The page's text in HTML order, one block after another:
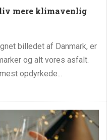
mere klimavenlig
billedet af Danmark, er
og alt vores asfalt.
opdyrkede...